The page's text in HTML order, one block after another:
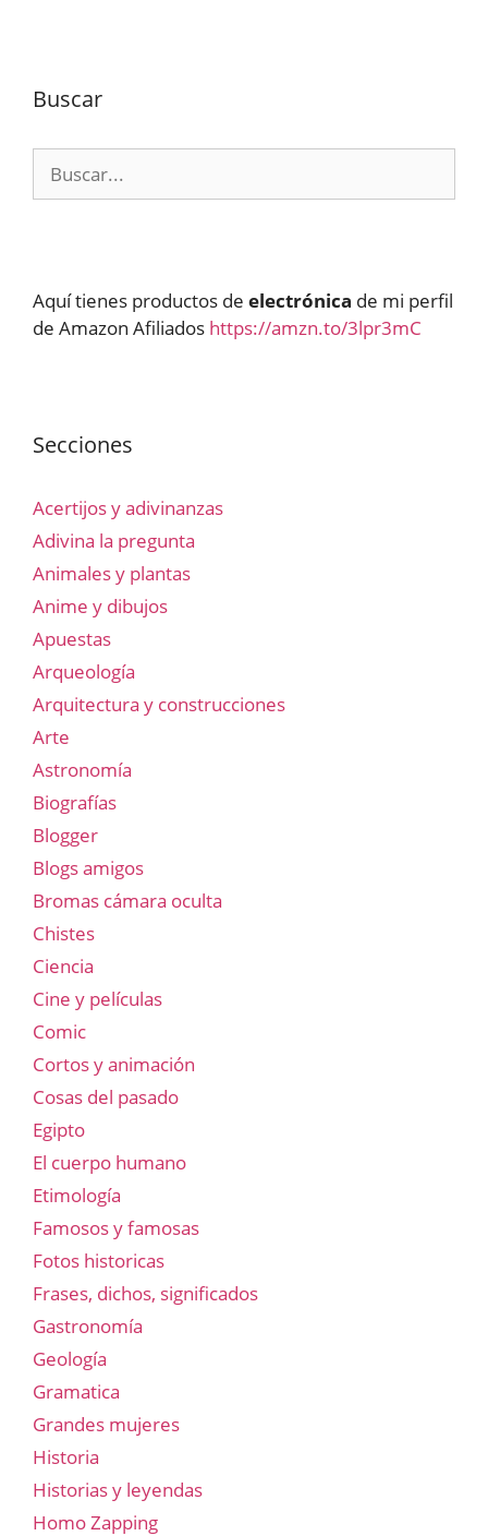
Buscar
Aquí tienes productos de electrónica de mi perfil
de Amazon Afiliados https://amzn.to/3lpr3mC
Secciones
Acertijos y adivinanzas
Adivina la pregunta
Animales y plantas
Anime y dibujos
Apuestas
Arqueología
Arquitectura y construcciones
Arte
Astronomía
Biografías
Blogger
Blogs amigos
Bromas cámara oculta
Chistes
Ciencia
Cine y películas
Comic
Cortos y animación
Cosas del pasado
Egipto
El cuerpo humano
Etimología
Famosos y famosas
Fotos historicas
Frases, dichos, significados
Gastronomía
Geología
Gramatica
Grandes mujeres
Historia
Historias y leyendas
Homo Zapping